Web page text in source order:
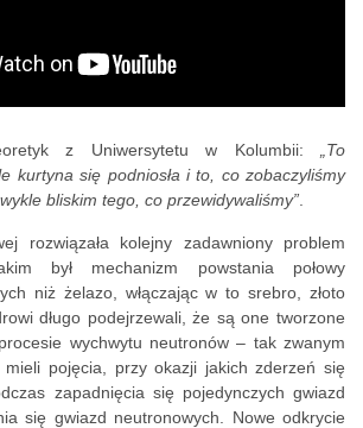
z Uniwersytetu w Kolumbii:
„To
kurtyna się podniosła i to, co zobaczyliśmy
bliskim tego, co przewidywaliśmy”
rozwiązała kolejny zadawniony problem
był mechanizm powstania połowy
niż żelazo, włączając w to srebro, złoto
długo podejrzewali, że są one tworzone
wychwytu neutronów – tak zwanym
pojęcia, przy okazji jakich zderzeń się
zapadnięcia się pojedynczych gwiazd
się gwiazd neutronowych. Nowe odkrycie